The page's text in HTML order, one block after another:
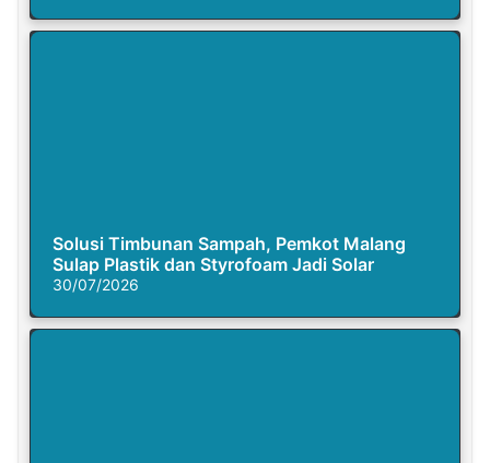
Solusi Timbunan Sampah, Pemkot Malang
Sulap Plastik dan Styrofoam Jadi Solar
30/07/2026